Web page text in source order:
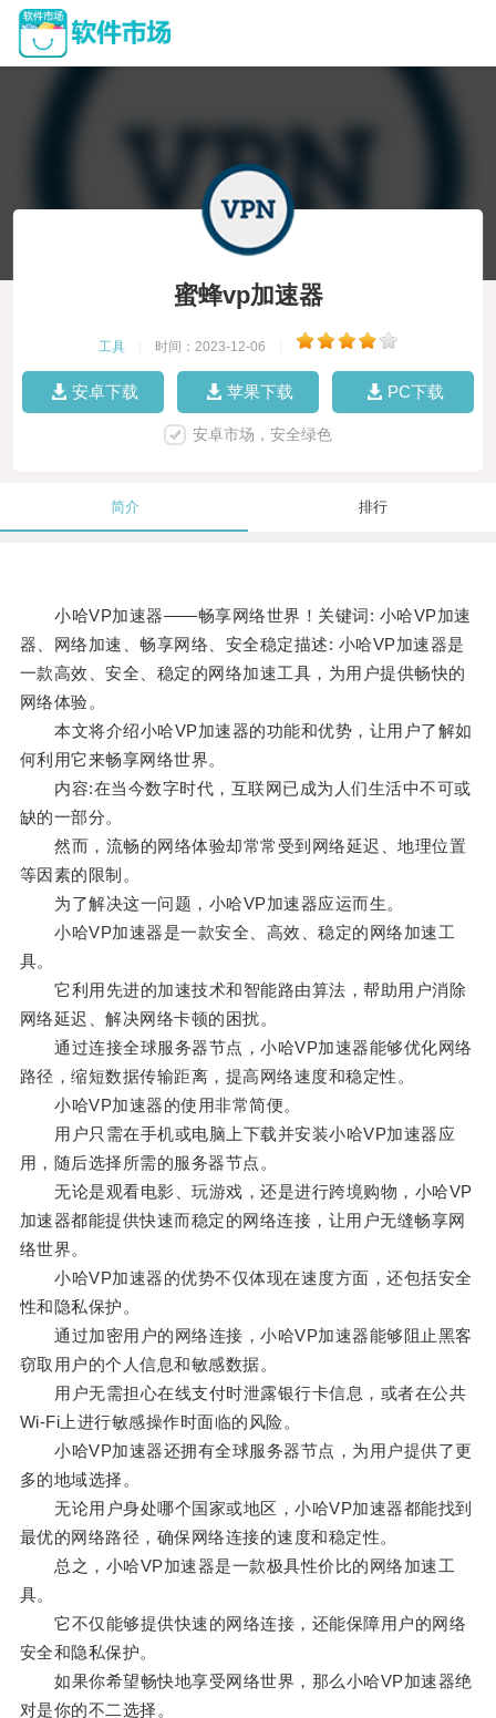
蜜蜂vp加速器
工具 时间：2023-12-06
安卓下载 苹果下载 PC下载
安卓市场，安全绿色
简介 排行
小哈VP加速器——畅享网络世界！关键词: 小哈VP加速
器、网络加速、畅享网络、安全稳定描述: 小哈VP加速器是
一款高效、安全、稳定的网络加速工具，为用户提供畅快的
网络体验。
本文将介绍小哈VP加速器的功能和优势，让用户了解如
何利用它来畅享网络世界。
内容:在当今数字时代，互联网已成为人们生活中不可或
缺的一部分。
然而，流畅的网络体验却常常受到网络延迟、地理位置
等因素的限制。
为了解决这一问题，小哈VP加速器应运而生。
小哈VP加速器是一款安全、高效、稳定的网络加速工
具。
它利用先进的加速技术和智能路由算法，帮助用户消除
网络延迟、解决网络卡顿的困扰。
通过连接全球服务器节点，小哈VP加速器能够优化网络
路径，缩短数据传输距离，提高网络速度和稳定性。
小哈VP加速器的使用非常简便。
用户只需在手机或电脑上下载并安装小哈VP加速器应
用，随后选择所需的服务器节点。
无论是观看电影、玩游戏，还是进行跨境购物，小哈VP
加速器都能提供快速而稳定的网络连接，让用户无缝畅享网
络世界。
小哈VP加速器的优势不仅体现在速度方面，还包括安全
性和隐私保护。
通过加密用户的网络连接，小哈VP加速器能够阻止黑客
窃取用户的个人信息和敏感数据。
用户无需担心在线支付时泄露银行卡信息，或者在公共
Wi-Fi上进行敏感操作时面临的风险。
小哈VP加速器还拥有全球服务器节点，为用户提供了更
多的地域选择。
无论用户身处哪个国家或地区，小哈VP加速器都能找到
最优的网络路径，确保网络连接的速度和稳定性。
总之，小哈VP加速器是一款极具性价比的网络加速工
具。
它不仅能够提供快速的网络连接，还能保障用户的网络
安全和隐私保护。
如果你希望畅快地享受网络世界，那么小哈VP加速器绝
对是你的不二选择。